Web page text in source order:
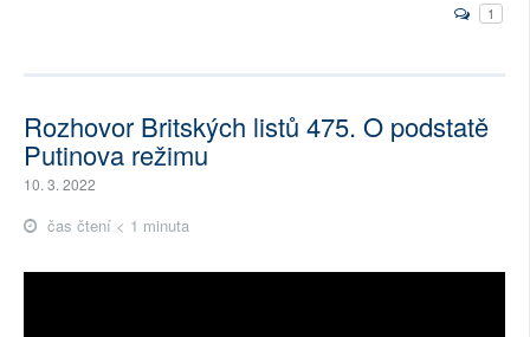
1
Rozhovor Britských listů 475. O podstatě
Putinova režimu
10. 3. 2022
čas čtení < 1 minuta